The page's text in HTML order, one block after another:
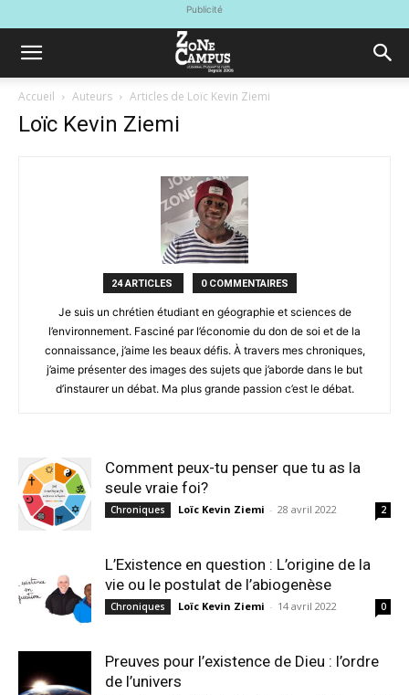
Publicité
Accueil Auteurs Articles de Loïc Kevin Ziemi
Loïc Kevin Ziemi
24 ARTICLES 0 COMMENTAIRES
Je suis un chrétien étudiant en géographie et sciences de
l’environnement. Fasciné par l’économie du don de soi et de la
connaissance, j’aime les beaux défis. À travers mes chroniques,
j’aime présenter des images des sujets que j’aborde dans le but
d’instaurer un débat. Ma plus grande passion c’est le débat.
Comment peux-tu penser que tu as la
seule vraie foi?
Chroniques Loïc Kevin Ziemi - 28 avril 2022 2
L’Existence en question : L’origine de la
vie ou le postulat de l’abiogenèse
Chroniques Loïc Kevin Ziemi - 14 avril 2022 0
Preuves pour l’existence de Dieu : l’ordre
de l’univers